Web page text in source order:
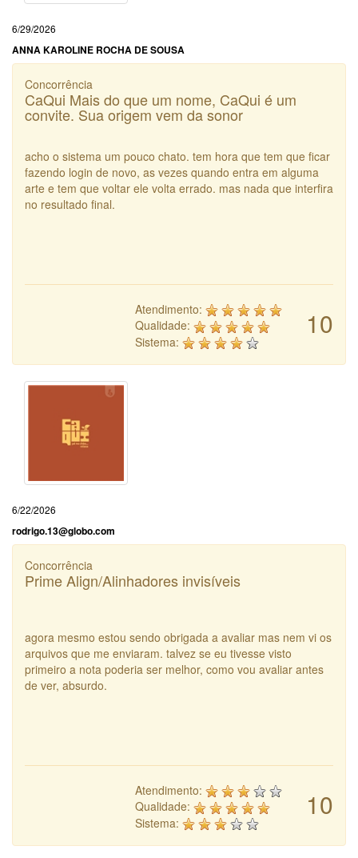
6/29/2026
ANNA KAROLINE ROCHA DE SOUSA
Concorrência
CaQui Mais do que um nome, CaQui é um
convite. Sua origem vem da sonor
acho o sistema um pouco chato. tem hora que tem que ficar
fazendo login de novo, as vezes quando entra em alguma
arte e tem que voltar ele volta errado. mas nada que interfira
no resultado final.
10
Atendimento:
Qualidade:
Sistema:
6/22/2026
rodrigo.13@globo.com
Concorrência
Prime Align/Alinhadores invisíveis
agora mesmo estou sendo obrigada a avaliar mas nem vi os
arquivos que me enviaram. talvez se eu tivesse visto
primeiro a nota poderia ser melhor, como vou avaliar antes
de ver, absurdo.
10
Atendimento:
Qualidade:
Sistema: